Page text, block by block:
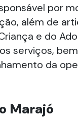
por
além de
e do
serviços,
da
Marajó